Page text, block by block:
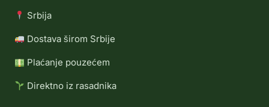
Srbija
Dostava širom Srbije
Plaćanje pouzećem
Direktno iz rasadnika